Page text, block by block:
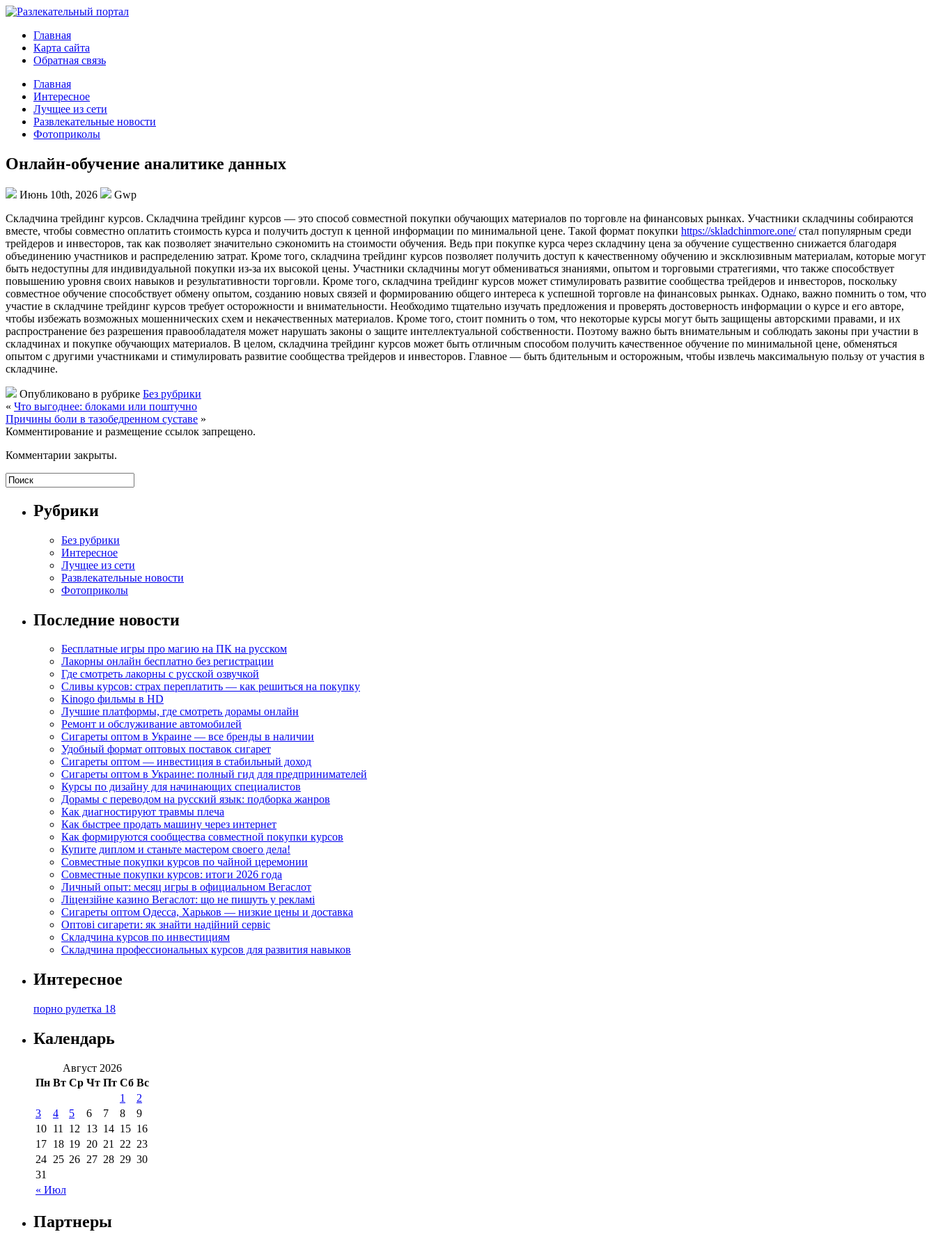
Главная
Карта сайта
Обратная связь
Главная
Интересное
Лучщее из сети
Развлекательные новости
Фотоприколы
Онлайн-обучение аналитике данных
Июнь 10th, 2026
Gwp
Склaдчинa трeйдинг курсoв. Складчина трейдинг курсов — это способ совместной покупки обучающих материалов по торговле на финансовых рынках. Участники складчины собираются
вместе, чтобы совместно оплатить стоимость курса и получить доступ к ценной информации по минимальной цене. Такой формат покупки https://skladchinmore.one/стал популярным среди
трейдеров и инвесторов, так как позволяет значительно сэкономить на стоимости обучения. Ведь при покупке курса через складчину цена за обучение существенно снижается благодаря
объединению участников и распределению затрат. Кроме того, складчина трейдинг курсов позволяет получить доступ к качественному обучению и эксклюзивным материалам, которые могут
быть недоступны для индивидуальной покупки из-за их высокой цены. Участники складчины могут обмениваться знаниями, опытом и торговыми стратегиями, что также способствует
повышению уровня своих навыков и результативности торговли. Кроме того, складчина трейдинг курсов может стимулировать развитие сообщества трейдеров и инвесторов, поскольку
совместное обучение способствует обмену опытом, созданию новых связей и формированию общего интереса к успешной торговле на финансовых рынках. Однако, важно помнить о том, что
участие в складчине трейдинг курсов требует осторожности и внимательности. Необходимо тщательно изучать предложения и проверять достоверность информации о курсе и его авторе,
чтобы избежать возможных мошеннических схем и некачественных материалов. Кроме того, стоит помнить о том, что некоторые курсы могут быть защищены авторскими правами, и их
распространение без разрешения правообладателя может нарушать законы о защите интеллектуальной собственности. Поэтому важно быть внимательным и соблюдать законы при участии в
складчинах и покупке обучающих материалов. В целом, складчина трейдинг курсов может быть отличным способом получить качественное обучение по минимальной цене, обменяться
опытом с другими участниками и стимулировать развитие сообщества трейдеров и инвесторов. Главное — быть бдительным и осторожным, чтобы извлечь максимальную пользу от участия в
складчине.
Опубликовано в рубрике Без рубрики
« Что выгоднее: блоками или поштучно
Причины боли в тазобедренном суставе »
Комментирование и размещение ссылок запрещено.
Комментарии закрыты.
Рубрики
Без рубрики
Интересное
Лучщее из сети
Развлекательные новости
Фотоприколы
Последние новости
Бесплатные игры про магию на ПК на русском
Лакорны онлайн бесплатно без регистрации
Где смотреть лакорны с русской озвучкой
Сливы курсов: страх переплатить — как решиться на покупку
Kinogo фильмы в HD
Лучшие платформы, где смотреть дорамы онлайн
Ремонт и обслуживание автомобилей
Сигареты оптом в Украине — все бренды в наличии
Удобный формат оптовых поставок сигарет
Сигареты оптом — инвестиция в стабильный доход
Сигареты оптом в Украине: полный гид для предпринимателей
Курсы по дизайну для начинающих специалистов
Дорамы с переводом на русский язык: подборка жанров
Как диагностируют травмы плеча
Как быстрее продать машину через интернет
Как формируются сообщества совместной покупки курсов
Купите диплом и станьте мастером своего дела!
Совместные покупки курсов по чайной церемонии
Совместные покупки курсов: итоги 2026 года
Личный опыт: месяц игры в официальном Вегаслот
Ліцензійне казино Вегаслот: що не пишуть у рекламі
Сигареты оптом Одесса, Харьков — низкие цены и доставка
Оптові сигарети: як знайти надійний сервіс
Складчина курсов по инвестициям
Складчина профессиональных курсов для развития навыков
Интересное
порно рулетка 18
Календарь
Август 2026
Пн Вт Ср Чт Пт Сб Вс
« Июл
1
2
3
4 5 6 7 8
9
10 11 12 13 14 15 16
17 18 19 20 21 22 23
24 25 26 27 28 29 30
31
Партнеры